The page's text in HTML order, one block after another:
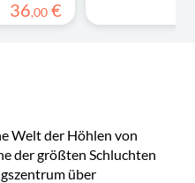
36,00 €
Welt der Höhlen von
der größten Schluchten
über